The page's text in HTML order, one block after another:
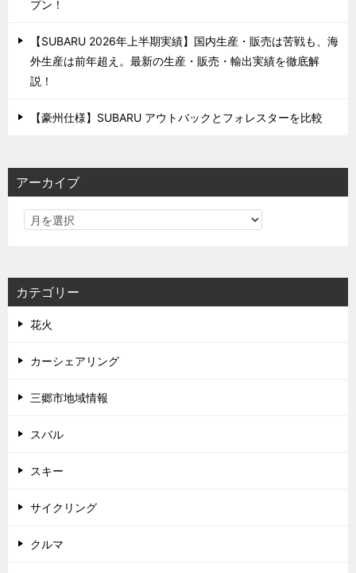
プン！
【SUBARU 2026年上半期実績】国内生産・販売は苦戦も、海
外生産は前年超え。最新の生産・販売・輸出実績を徹底解
説！
【豪州仕様】SUBARU アウトバックとフォレスターを比較
アーカイブ
カテゴリー
花火
カーシェアリング
三郷市地域情報
スバル
スキー
サイクリング
クルマ